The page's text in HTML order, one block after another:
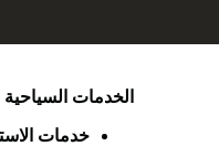
الخدمات السياحية
خدمات